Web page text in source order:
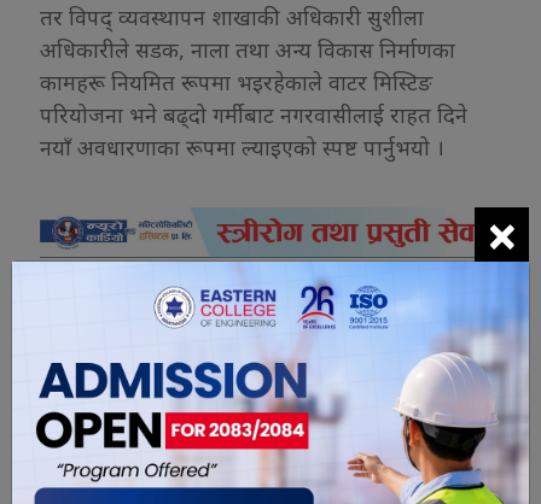
तर विपद् व्यवस्थापन शाखाकी अधिकारी सुशीला
अधिकारीले सडक, नाला तथा अन्य विकास निर्माणका
कामहरू नियमित रूपमा भइरहेकाले वाटर मिस्टिङ
परियोजना भने बढ्दो गर्मीबाट नगरवासीलाई राहत दिने
नयाँ अवधारणाका रूपमा ल्याइएको स्पष्ट पार्नुभयो ।
यो खबर पढेर तपाईलाई कस्तो महसुस
भयो ?
4 0 1 0
×